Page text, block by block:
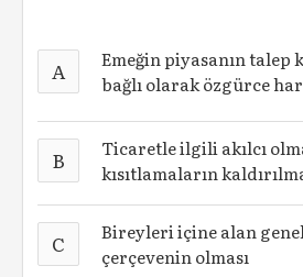
A
Emeğin piyasanın talep
bağlı olarak özgürce
B
Ticaretle ilgili akılcı
kısıtlamaların
C
Bireyleri içine alan
çerçevenin olması